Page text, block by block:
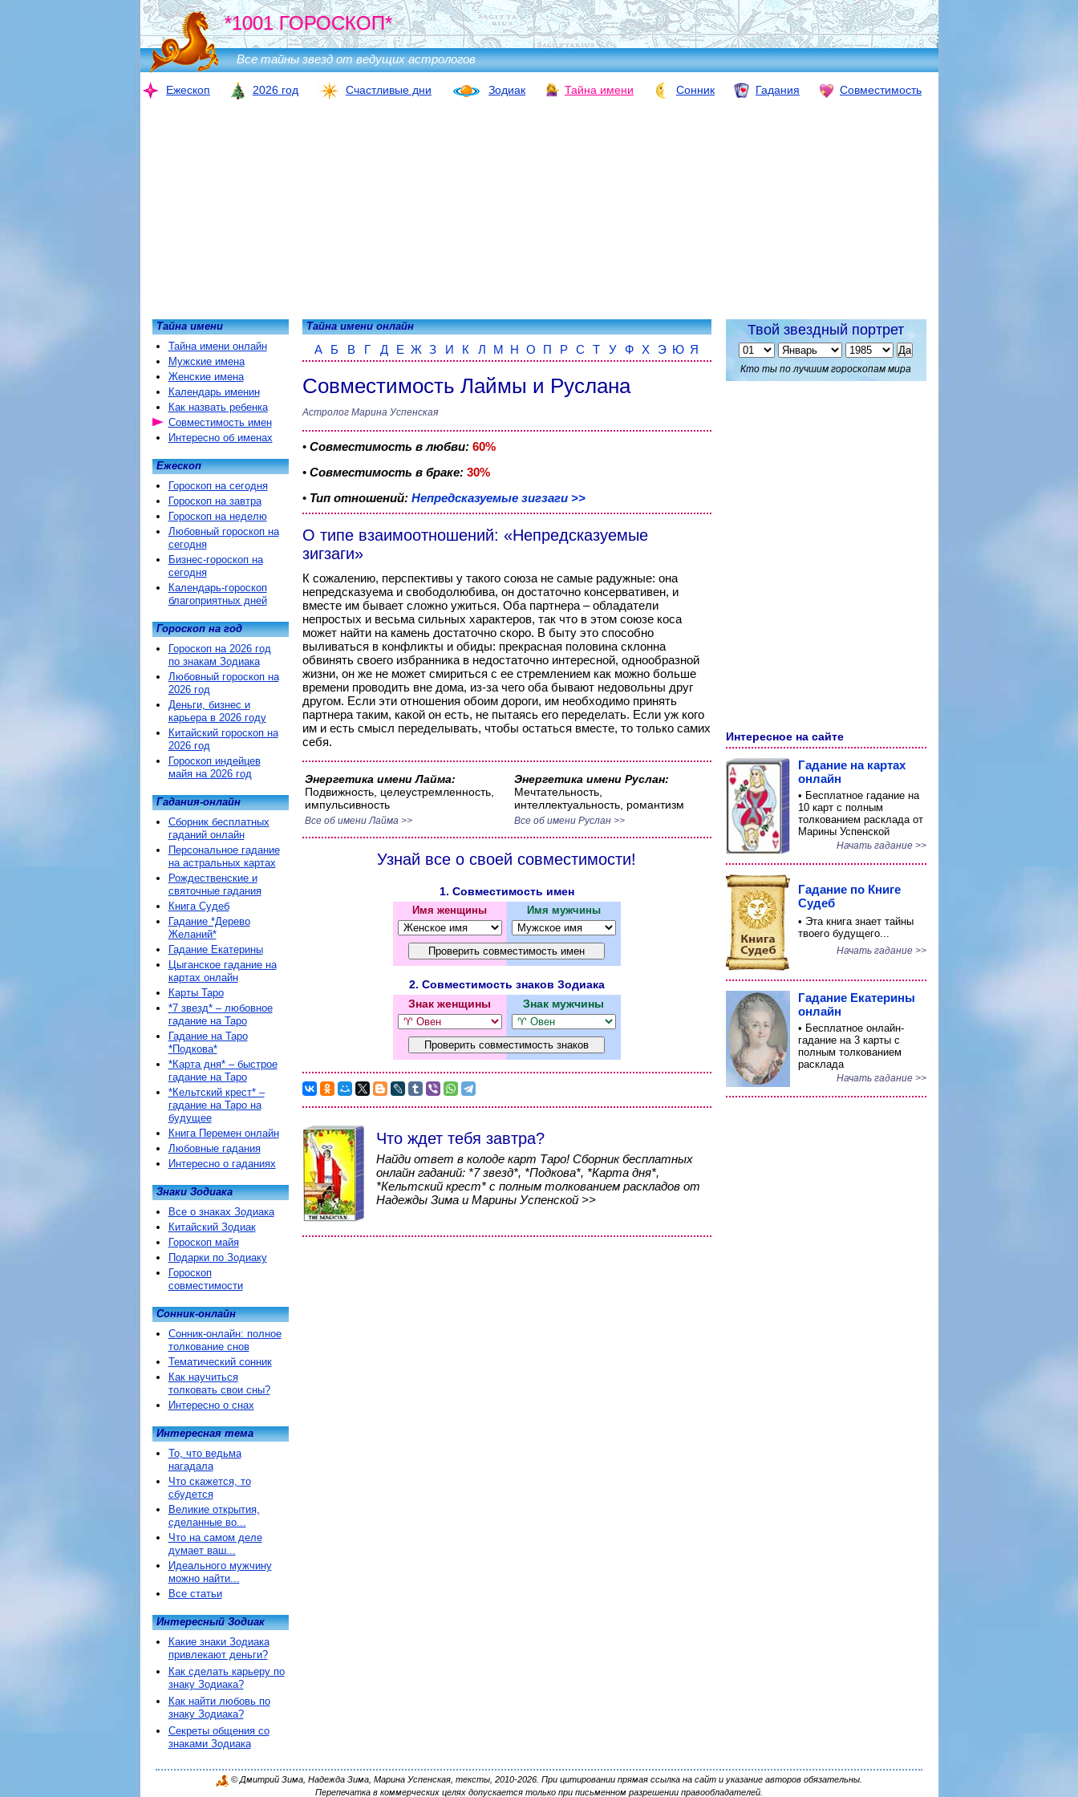
*1001 ГОРОСКОП*
Все тайны звезд от ведущих астрологов
Ежескоп 2026 год Счастливые дни Зодиак Тайна имени Сонник Гадания Совместимость
Тайна имени онлайн
А Б В Г Д Е Ж З И К Л М Н О П Р С Т У Ф Х Э Ю Я
Совместимость Лаймы и Руслана
Астролог Марина Успенская
• Совместимость в любви: 60%
• Совместимость в браке: 30%
• Тип отношений: Непредсказуемые зигзаги >>
О типе взаимоотношений: «Непредсказуемые
зигзаги»
К сожалению, перспективы у такого союза не самые радужные: она
непредсказуема и свободолюбива, он достаточно консервативен, и
вместе им бывает сложно ужиться. Оба партнера – обладатели
непростых и весьма сильных характеров, так что в этом союзе коса
может найти на камень достаточно скоро. В быту это способно
выливаться в конфликты и обиды: прекрасная половина склонна
обвинять своего избранника в недостаточно интересной, однообразной
жизни, он же не может смириться с ее стремлением как можно больше
времени проводить вне дома, из-за чего оба бывают недовольны друг
другом. Если эти отношения обоим дороги, им необходимо принять
партнера таким, какой он есть, не пытаясь его переделать. Если уж кого
им и есть смысл переделывать, чтобы остаться вместе, то только самих
себя.
Энергетика имени Лайма:
Подвижность, целеустремленность,
импульсивность
Все об имени Лайма >>
Энергетика имени Руслан:
Мечтательность,
интеллектуальность, романтизм
Все об имени Руслан >>
Узнай все о своей совместимости!
1. Совместимость имен
Имя женщины Имя мужчины
2. Совместимость знаков Зодиака
Знак женщины
Знак мужчины
Что ждет тебя завтра?
Найди ответ в колоде карт Таро! Сборник бесплатных
онлайн гаданий: *7 звезд*, *Подкова*, *Карта дня*,
*Кельтский крест* с полным толкованием раскладов от
Надежды Зима и Марины Успенской >>
Тайна имени
Тайна имени онлайн
Мужские имена
Женские имена
Календарь именин
Как назвать ребенка
Совместимость имен
Интересно об именах
Ежескоп
Гороскоп на сегодня
Гороскоп на завтра
Гороскоп на неделю
Любовный гороскоп на
сегодня
Бизнес-гороскоп на
сегодня
Календарь-гороскоп
благоприятных дней
Гороскоп на год
Гороскоп на 2026 год
по знакам Зодиака
Любовный гороскоп на
2026 год
Деньги, бизнес и
карьера в 2026 году
Китайский гороскоп на
2026 год
Гороскоп индейцев
майя на 2026 год
Гадания-онлайн
Сборник бесплатных
гаданий онлайн
Персональное гадание
на астральных картах
Рождественские и
святочные гадания
Книга Судеб
Гадание *Дерево
Желаний*
Гадание Екатерины
Цыганское гадание на
картах онлайн
Карты Таро
*7 звезд* – любовное
гадание на Таро
Гадание на Таро
*Подкова*
*Карта дня* – быстрое
гадание на Таро
*Кельтский крест* –
гадание на Таро на
будущее
Книга Перемен онлайн
Любовные гадания
Интересно о гаданиях
Знаки Зодиака
Все о знаках Зодиака
Китайский Зодиак
Гороскоп майя
Подарки по Зодиаку
Гороскоп
совместимости
Сонник-онлайн
Сонник-онлайн: полное
толкование снов
Тематический сонник
Как научиться
толковать свои сны?
Интересно о снах
Интересная тема
То, что ведьма
нагадала
Что скажется, то
сбудется
Великие открытия,
сделанные во...
Что на самом деле
думает ваш...
Идеального мужчину
можно найти...
Все статьи
Интересный Зодиак
Какие знаки Зодиака
привлекают деньги?
Как сделать карьеру по
знаку Зодиака?
Как найти любовь по
знаку Зодиака?
Секреты общения со
знаками Зодиака
Твой звездный портрет
Кто ты по лучшим гороскопам мира
Интересное на сайте
Гадание на картах
онлайн
• Бесплатное гадание на
10 карт с полным
толкованием расклада от
Марины Успенской
Начать гадание >>
Гадание по Книге
Судеб
• Эта книга знает тайны
твоего будущего...
Начать гадание >>
Гадание Екатерины
онлайн
• Бесплатное онлайн-
гадание на 3 карты с
полным толкованием
расклада
Начать гадание >>
© Дмитрий Зима, Надежда Зима, Марина Успенская, тексты, 2010-2026. При цитировании прямая ссылка на сайт и указание авторов обязательны.
Перепечатка в коммерческих целях допускается только при письменном разрешении правообладателей.